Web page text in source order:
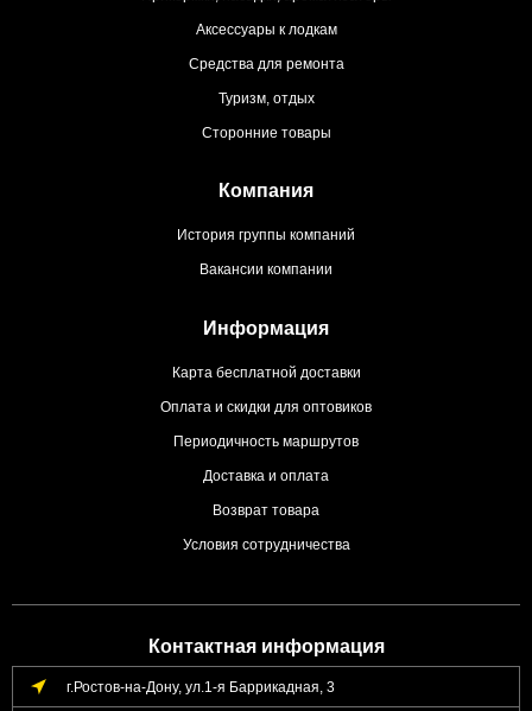
Аксессуары к лодкам
Средства для ремонта
Туризм, отдых
Сторонние товары
Компания
История группы компаний
Вакансии компании
Информация
Карта бесплатной доставки
Оплата и скидки для оптовиков
Периодичность маршрутов
Доставка и оплата
Возврат товара
Условия сотрудничества
Контактная информация
г.Ростов-на-Дону, ул.1-я Баррикадная, 3